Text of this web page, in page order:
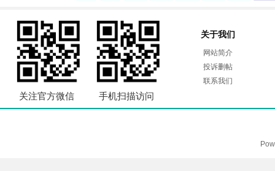
关注官方微信 手机扫描访问
关于我们
网站简介
投诉删帖
联系我们